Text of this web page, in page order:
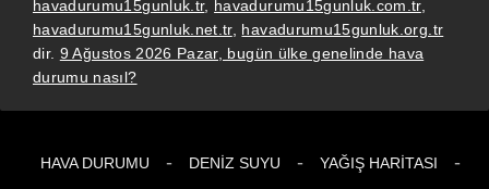
havadurumu15gunluk.tr, havadurumu15gunluk.com.tr,
havadurumu15gunluk.net.tr, havadurumu15gunluk.org.tr
dir. 9 Ağustos 2026 Pazar, bugün ülke genelinde hava
durumu nasıl?
HAVA DURUMU - DENIZ SUYU - YAĞIŞ HARITASI -